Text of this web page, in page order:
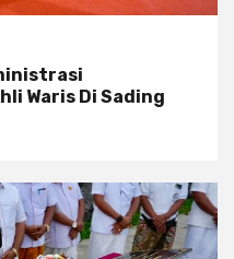
Waris Di Sading